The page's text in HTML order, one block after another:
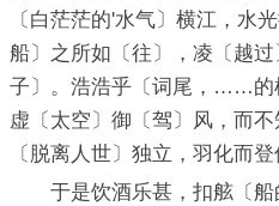
〔白茫茫的'水气〕横江，水
船〕之所如〔往〕，凌〔越
子〕。浩浩乎〔词尾，……的
虚〔太空〕御〔驾〕风，而
〔脱离人世〕独立，羽化而登
于是饮酒乐甚，扣舷〔船